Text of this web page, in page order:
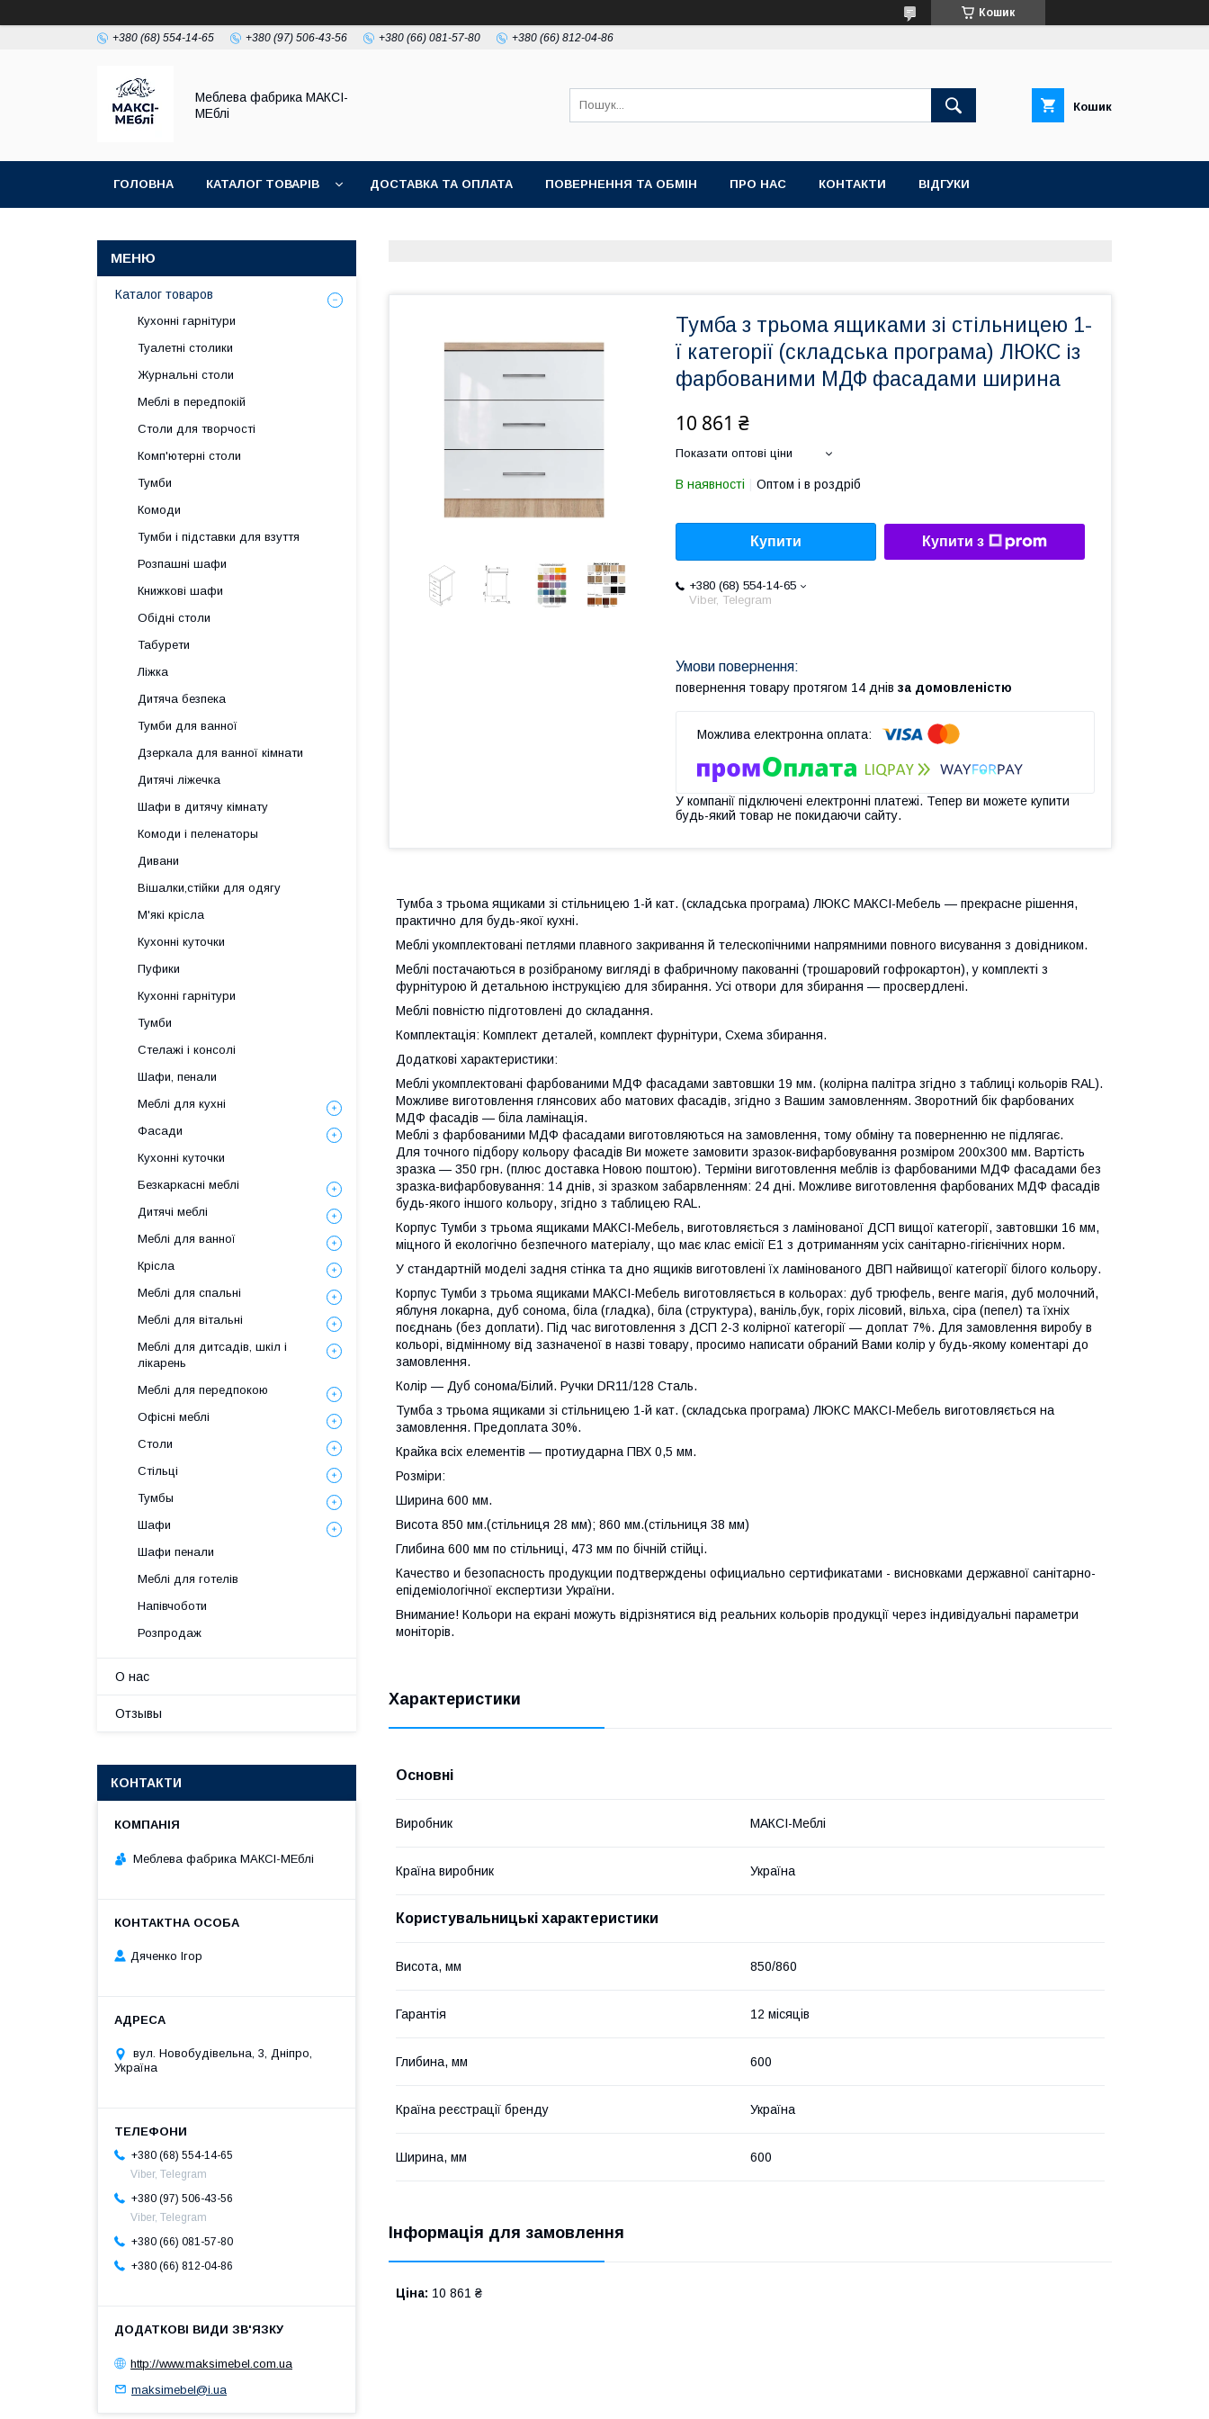
Кошик
+380 (68) 554-14-65 +380 (97) 506-43-56 +380 (66) 081-57-80 +380 (66) 812-04-86
Меблева фабрика МАКСІ-
МЕблі
Кошик
ГОЛОВНА КАТАЛОГ ТОВАРІВ ДОСТАВКА ТА ОПЛАТА ПОВЕРНЕННЯ ТА ОБМІН ПРО НАС КОНТАКТИ ВІДГУКИ
Тумба з трьома ящиками зі стільницею 1-
ї категорії (складська програма) ЛЮКС із
фарбованими МДФ фасадами ширина
10 861 ₴
Показати оптові ціни
В наявності Оптом і в роздріб
Купити Купити з
+380 (68) 554-14-65
Viber, Telegram
повернення товару протягом 14 днів за домовленістю
У компанії підключені електронні платежі. Тепер ви можете купити
будь-який товар не покидаючи сайту.
Тумба з трьома ящиками зі стільницею 1-й кат. (складська програма) ЛЮКС МАКСІ-Мебель — прекрасне рішення,
практично для будь-якої кухні.
Меблі укомплектовані петлями плавного закривання й телескопічними напрямними повного висування з довідником.
Меблі постачаються в розібраному вигляді в фабричному пакованні (трошаровий гофрокартон), у комплекті з
фурнітурою й детальною інструкцією для збирання. Усі отвори для збирання — просвердлені.
Меблі повністю підготовлені до складання.
Комплектація: Комплект деталей, комплект фурнітури, Схема збирання.
Додаткові характеристики:
Меблі укомплектовані фарбованими МДФ фасадами завтовшки 19 мм. (колірна палітра згідно з таблиці кольорів RAL).
Можливе виготовлення глянсових або матових фасадів, згідно з Вашим замовленням. Зворотний бік фарбованих
МДФ фасадів — біла ламінація.
Меблі з фарбованими МДФ фасадами виготовляються на замовлення, тому обміну та поверненню не підлягає.
Для точного підбору кольору фасадів Ви можете замовити зразок-вифарбовування розміром 200х300 мм. Вартість
зразка — 350 грн. (плюс доставка Новою поштою). Терміни виготовлення меблів із фарбованими МДФ фасадами без
зразка-вифарбовування: 14 днів, зі зразком забарвленням: 24 дні. Можливе виготовлення фарбованих МДФ фасадів
будь-якого іншого кольору, згідно з таблицею RAL.
Корпус Тумби з трьома ящиками МАКСІ-Мебель, виготовляється з ламінованої ДСП вищої категорії, завтовшки 16 мм,
міцного й екологічно безпечного матеріалу, що має клас емісії Е1 з дотриманням усіх санітарно-гігієнічних норм.
У стандартній моделі задня стінка та дно ящиків виготовлені їх ламінованого ДВП найвищої категорії білого кольору.
Корпус Тумби з трьома ящиками МАКСІ-Мебель виготовляється в кольорах: дуб трюфель, венге магія, дуб молочний,
яблуня локарна, дуб сонома, біла (гладка), біла (структура), ваніль,бук, горіх лісовий, вільха, сіра (пепел) та їхніх
поєднань (без доплати). Під час виготовлення з ДСП 2-3 колірної категорії — доплат 7%. Для замовлення виробу в
кольорі, відмінному від зазначеної в назві товару, просимо написати обраний Вами колір у будь-якому коментарі до
замовлення.
Колір — Дуб сонома/Білий. Ручки DR11/128 Сталь.
Тумба з трьома ящиками зі стільницею 1-й кат. (складська програма) ЛЮКС МАКСІ-Мебель виготовляється на
замовлення. Предоплата 30%.
Крайка всіх елементів — протиударна ПВХ 0,5 мм.
Розміри:
Ширина 600 мм.
Висота 850 мм.(стільниця 28 мм); 860 мм.(стільниця 38 мм)
Глибина 600 мм по стільниці, 473 мм по бічній стійці.
Качество и безопасность продукции подтверждены официально сертификатами - висновками державної санітарно-
епідеміологічної експертизи України.
Внимание! Кольори на екрані можуть відрізнятися від реальних кольорів продукції через індивідуальні параметри
моніторів.
Характеристики
Основні
Виробник МАКСІ-Меблі
Країна виробник Україна
Користувальницькі характеристики
Висота, мм 850/860
Гарантія 12 місяців
Глибина, мм 600
Країна реєстрації бренду Україна
Ширина, мм 600
Інформація для замовлення
Ціна: 10 861 ₴
Каталог товаров
Кухонні гарнітури
Туалетні столики
Журнальні столи
Меблі в передпокій
Столи для творчості
Комп'ютерні столи
Тумби
Комоди
Тумби і підставки для взуття
Розпашні шафи
Книжкові шафи
Обідні столи
Табурети
Ліжка
Дитяча безпека
Тумби для ванної
Дзеркала для ванної кімнати
Дитячі ліжечка
Шафи в дитячу кімнату
Комоди і пеленаторы
Дивани
Вішалки,стійки для одягу
М'які крісла
Кухонні куточки
Пуфики
Кухонні гарнітури
Тумби
Стелажі і консолі
Шафи, пенали
Меблі для кухні
Фасади
Кухонні куточки
Безкаркасні меблі
Дитячі меблі
Меблі для ванної
Крісла
Меблі для спальні
Меблі для вітальні
Меблі для дитсадів, шкіл і
лікарень
Меблі для передпокою
Офісні меблі
Столи
Стільці
Тумбы
Шафи
Шафи пенали
Меблі для готелів
Напівчоботи
Розпродаж
О нас
Отзывы
КОНТАКТИ
Меблева фабрика МАКСІ-МЕблі
Дяченко Ігор
вул. Новобудівельна, 3, Дніпро,
Україна
+380 (68) 554-14-65
Viber, Telegram
+380 (97) 506-43-56
Viber, Telegram
+380 (66) 081-57-80
+380 (66) 812-04-86
http://www.maksimebel.com.ua
maksimebel@i.ua